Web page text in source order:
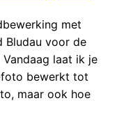
met
Bludau voor de
laat ik je
foto bewerkt tot
maar ook hoe